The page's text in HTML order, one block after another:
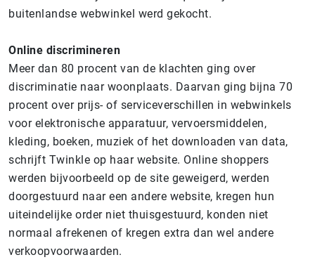
buitenlandse webwinkel werd gekocht.
Online discrimineren
Meer dan 80 procent van de klachten ging over
discriminatie naar woonplaats. Daarvan ging bijna 70
procent over prijs- of serviceverschillen in webwinkels
voor elektronische apparatuur, vervoersmiddelen,
kleding, boeken, muziek of het downloaden van data,
schrijft Twinkle op haar website. Online shoppers
werden bijvoorbeeld op de site geweigerd, werden
doorgestuurd naar een andere website, kregen hun
uiteindelijke order niet thuisgestuurd, konden niet
normaal afrekenen of kregen extra dan wel andere
verkoopvoorwaarden.